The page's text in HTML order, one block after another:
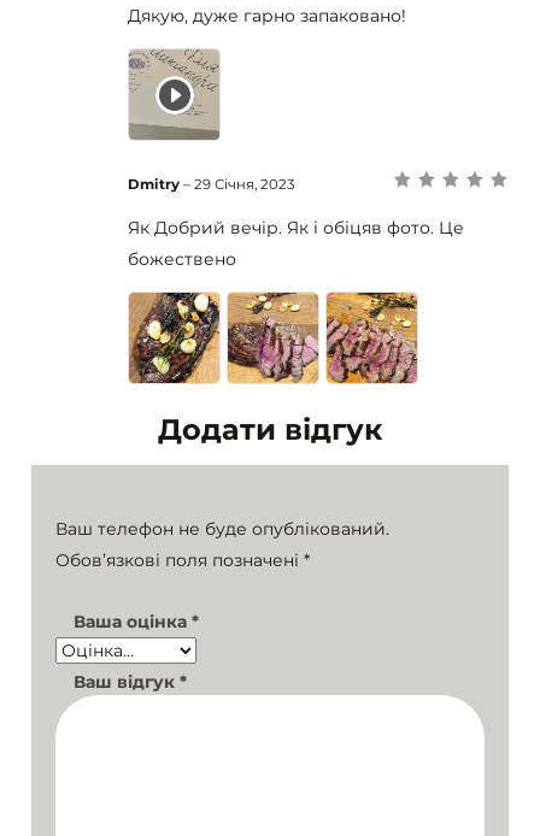
5
Дякую, дуже гарно запаковано!
5
Dmitry – 29 Січня, 2023
Як Добрий вечір. Як і обіцяв фото. Це
божествено
Додати відгук
Ваш телефон не буде опублікований.
Обов’язкові поля позначені *
Ваша оцінка *
Ваш відгук *